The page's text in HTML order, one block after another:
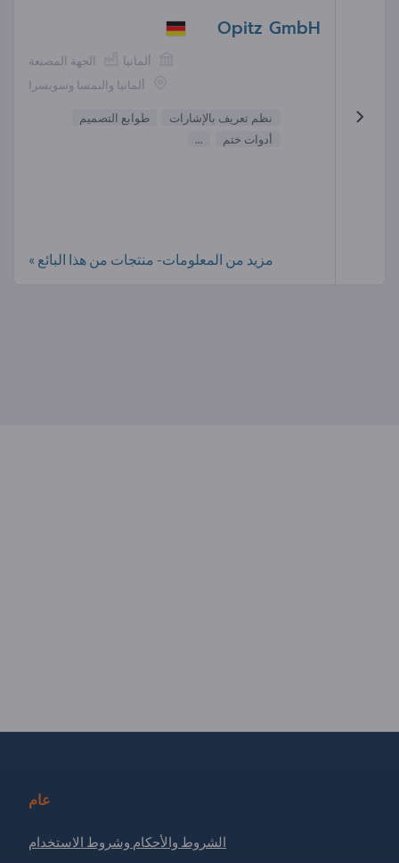
Opitz GmbH
الجهة المصنعة
ألمانيا
ألمانيا والنمسا وسويسرا
نظم تعريف بالإشارات
طوابع التصميم
أدوات ختم
...
مزيد من المعلومات- منتجات من هذا البائع »
عام
الشروط والأحكام وشروط الاستخدام